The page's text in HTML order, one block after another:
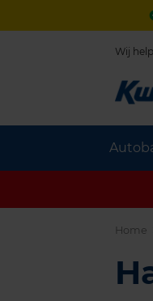
Wij
Home